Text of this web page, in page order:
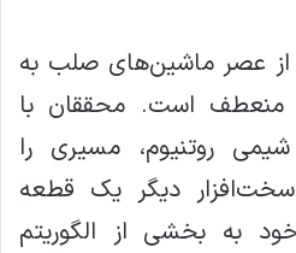
از عصر ماشین‌های صلب به
است. محققان با
روتنیوم، مسیری را
دیگر یک قطعه
به بخشی از الگوریتم